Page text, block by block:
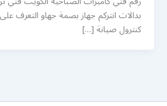
بدالات انتركم جهاز بصمة جهاو التعرف
كنترول صيانة […]